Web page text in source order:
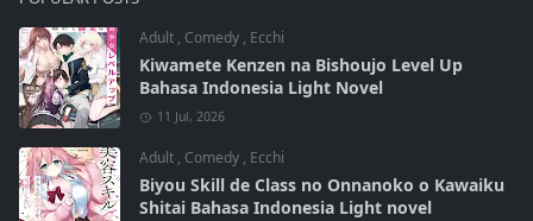
Adult , Comedy , Ecchi
Kiwamete Kenzen na Bishoujo Level Up
Bahasa Indonesia Light Novel
11 Jul, 2026
Adult , Comedy , Ecchi
Biyou Skill de Class no Onnanoko o Kawaiku
Shitai Bahasa Indonesia Light novel